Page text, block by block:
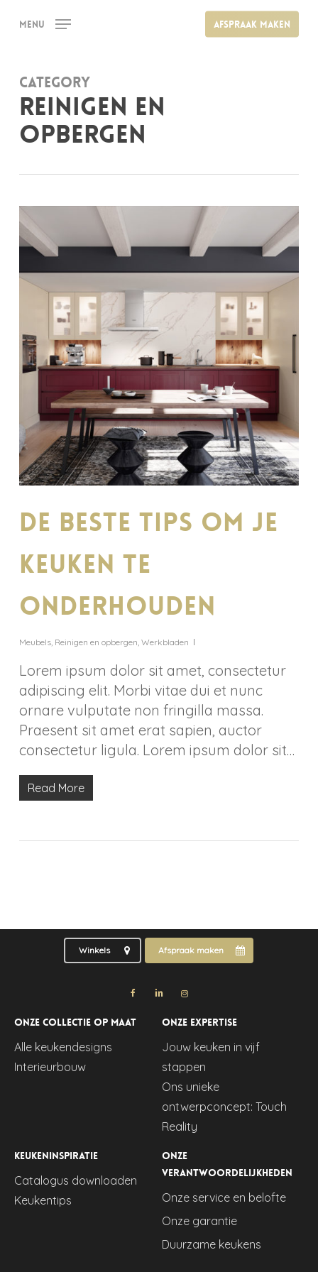
Afspraak maken
Menu
Category
Reinigen en
opbergen
De beste tips om je
keuken te
onderhouden
Meubels, Reinigen en opbergen, Werkbladen
Lorem ipsum dolor sit amet, consectetur
adipiscing elit. Morbi vitae dui et nunc
ornare vulputate non fringilla massa.
Praesent sit amet erat sapien, auctor
consectetur ligula. Lorem ipsum dolor sit…
Read More
Winkels Afspraak maken
Onze collectie op maat
Alle keukendesigns
Interieurbouw
Onze expertise
Jouw keuken in vijf
stappen
Ons unieke
ontwerpconcept: Touch
Reality
Keukeninspiratie
Catalogus downloaden
Keukentips
Onze
verantwoordelijkheden
Onze service en belofte
Onze garantie
Duurzame keukens